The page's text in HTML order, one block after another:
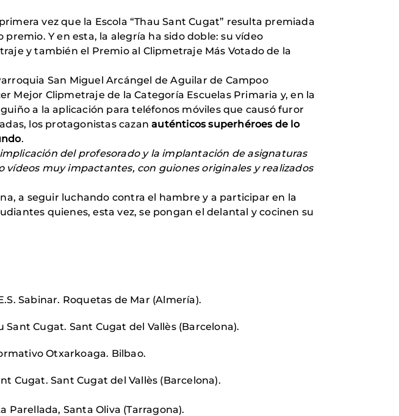
vez que la Escola “Thau Sant Cugat” resulta premiada
Y en esta, la alegría ha sido doble: su vídeo
y también el Premio al Clipmetraje Más Votado de la
San Miguel Arcángel de Aguilar de Campoo
Mejor Clipmetraje de la Categoría Escuelas Primaria y, en la
a la aplicación para teléfonos móviles que causó furor
los protagonistas cazanauténticos superhéroes de lo
.
del profesorado y la implantación de asignaturas
muy impactantes, con guiones originales y realizados
a seguir luchando contra el hambre y a participar en la
quienes, esta vez, se pongan el delantal y cocinen su
Sabinar. Roquetas de Mar (Almería).
Sant Cugat. Sant Cugat del Vallès (Barcelona).
Otxarkoaga. Bilbao.
Cugat. Sant Cugat del Vallès (Barcelona).
Parellada, Santa Oliva (Tarragona).